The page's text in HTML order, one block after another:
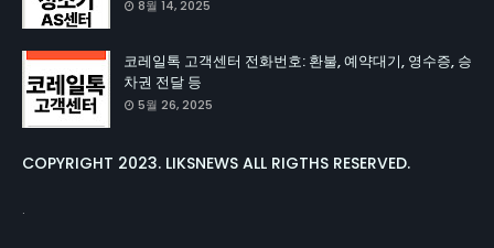
8월 14, 2025
코레일톡 고객센터 전화번호: 환불, 예약대기, 영수증, 승
차권 전달 등
5월 26, 2025
COPYRIGHT 2023. LIKSNEWS ALL RIGTHS RESERVED.
.